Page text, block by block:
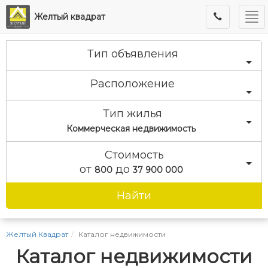
Желтый квадрат
Тип объявления
Расположение
Тип жилья
Коммерческая недвижимость
Стоимость
от 800 до37 900 000
Найти
Желтый Квадрат Каталог недвижимости
Каталог недвижимости